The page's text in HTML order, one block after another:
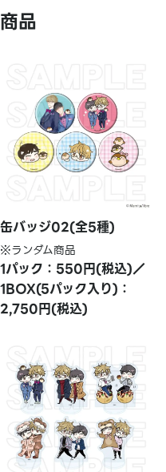
商品
缶バッジ02(全5種)
※ランダム商品
1パック：550円(税込)／
1BOX(5パック入り)：
2,750円(税込)